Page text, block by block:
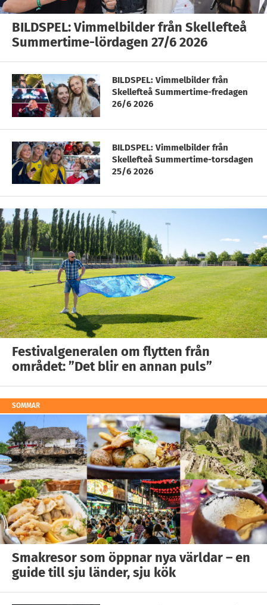
BILDSPEL: Vimmelbilder från Skellefteå
Summertime-lördagen 27/6 2026
BILDSPEL: Vimmelbilder från
Skellefteå Summertime-fredagen
26/6 2026
BILDSPEL: Vimmelbilder från
Skellefteå Summertime-torsdagen
25/6 2026
Festivalgeneralen om flytten från
området: ”Det blir en annan puls”
SOMMAR
Smakresor som öppnar nya världar – en
guide till sju länder, sju kök